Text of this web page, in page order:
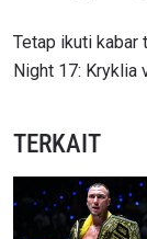
Tetap ikuti kabar
Night 17: Kryklia
TERKAIT